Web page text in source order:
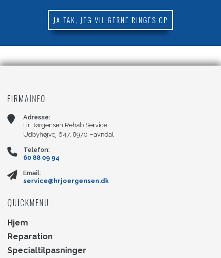
JA TAK, JEG VIL GERNE RINGES OP
FIRMAINFO
Adresse:
Hr. Jørgensen Rehab Service
Udbyhøjvej 647, 8970 Havndal
Telefon:
60 88 09 94
Email:
service@hrjoergensen.dk
QUICKMENU
Hjem
Reparation
Specialtilpasninger